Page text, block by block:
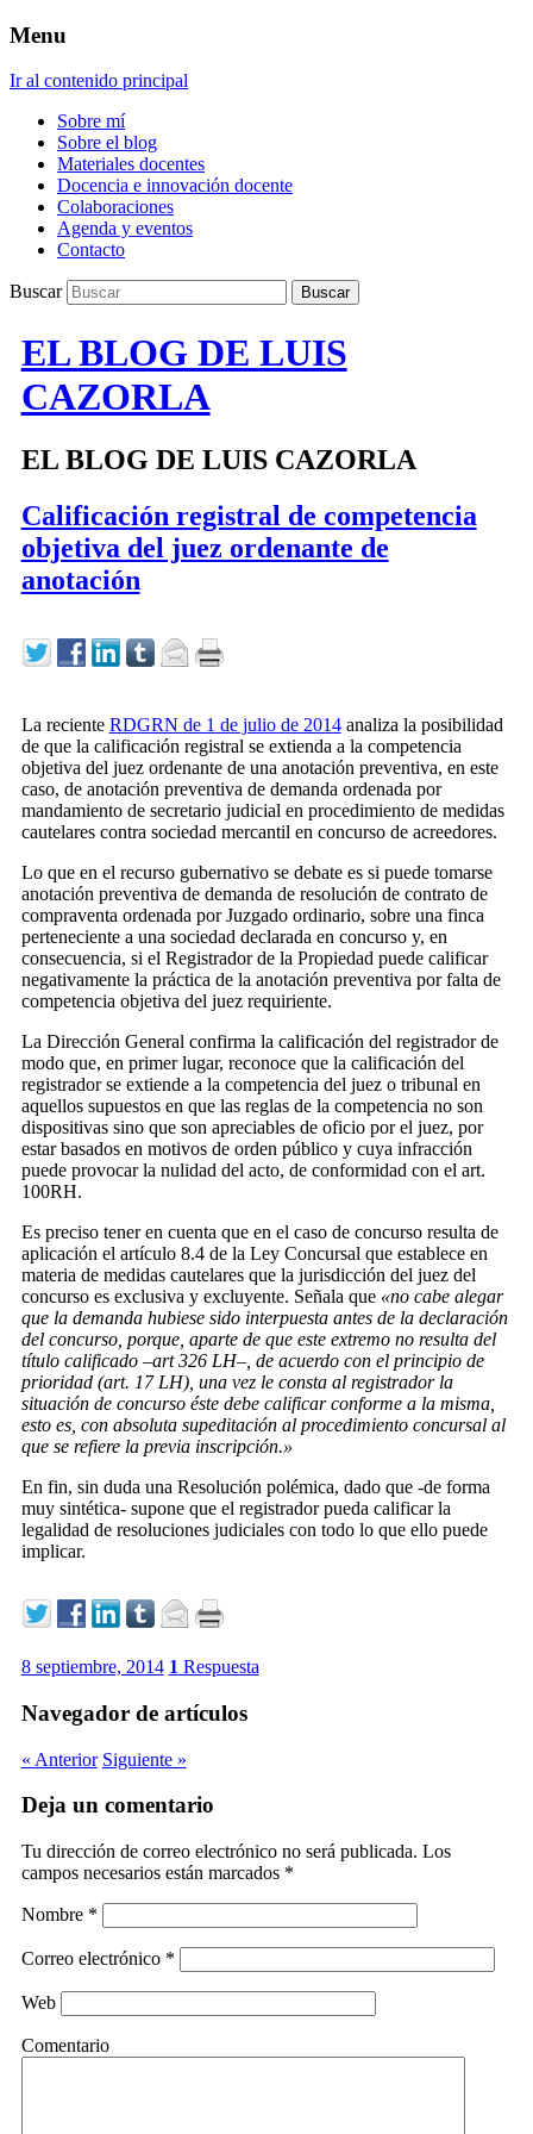
Menu
Ir al contenido principal
Sobre mí
Sobre el blog
Materiales docentes
Docencia e innovación docente
Colaboraciones
Agenda y eventos
Contacto
Buscar
EL BLOG DE LUIS
CAZORLA
EL BLOG DE LUIS CAZORLA
Calificación registral de competencia
objetiva del juez ordenante de
anotación
La reciente RDGRN de 1 de julio de 2014analiza la posibilidad
de que la calificación registral se extienda a la competencia
objetiva del juez ordenante de una anotación preventiva, en este
caso, de anotación preventiva de demanda ordenada por
mandamiento de secretario judicial en procedimiento de medidas
cautelares contra sociedad mercantil en concurso de acreedores.
Lo que en el recurso gubernativo se debate es si puede tomarse
anotación preventiva de demanda de resolución de contrato de
compraventa ordenada por Juzgado ordinario, sobre una finca
perteneciente a una sociedad declarada en concurso y, en
consecuencia, si el Registrador de la Propiedad puede calificar
negativamente la práctica de la anotación preventiva por falta de
competencia objetiva del juez requiriente.
La Dirección General confirma la calificación del registrador de
modo que, en primer lugar, reconoce que la calificación del
registrador se extiende a la competencia del juez o tribunal en
aquellos supuestos en que las reglas de la competencia no son
dispositivas sino que son apreciables de oficio por el juez, por
estar basados en motivos de orden público y cuya infracción
puede provocar la nulidad del acto, de conformidad con el art.
100RH.
Es preciso tener en cuenta que en el caso de concurso resulta de
aplicación el artículo 8.4 de la Ley Concursal que establece en
materia de medidas cautelares que la jurisdicción del juez del
concurso es exclusiva y excluyente. Señala que «no cabe alegar
que la demanda hubiese sido interpuesta antes de la declaración
del concurso, porque, aparte de que este extremo no resulta del
título calificado –art 326 LH–, de acuerdo con el principio de
prioridad (art. 17 LH), una vez le consta al registrador la
situación de concurso éste debe calificar conforme a la misma,
esto es, con absoluta supeditación al procedimiento concursal al
que se refiere la previa inscripción.»
En fin, sin duda una Resolución polémica, dado que -de forma
muy sintética- supone que el registrador pueda calificar la
legalidad de resoluciones judiciales con todo lo que ello puede
implicar.
8 septiembre, 2014 1 Respuesta
Navegador de artículos
« Anterior Siguiente »
Deja un comentario
Tu dirección de correo electrónico no será publicada. Los
campos necesarios están marcados *
Nombre *
Correo electrónico *
Web
Comentario